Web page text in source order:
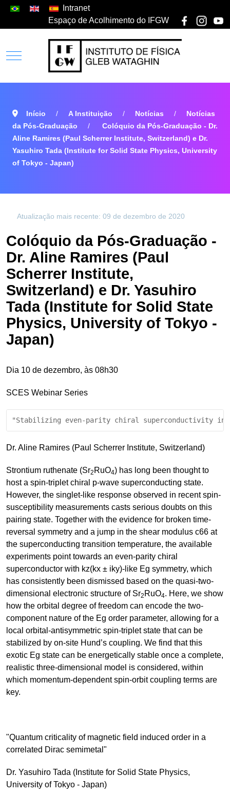
Intranet
Espaço de Acolhimento do IFGW
Início A Instituição Notícias
Notícias
da Pós-Graduação
Colóquio da Pós-Graduação - Dr.
Aline Ramires (Paul Scherrer Institute, Switzerland) e Dr.
Yasuhiro Tada (Institute for Solid State Physics, University
of Tokyo - Japan)
Atualização mais recente: 09 de dezembro de 2020
Colóquio da Pós-Graduação -
Dr. Aline Ramires (Paul
Scherrer Institute,
Switzerland) e Dr. Yasuhiro
Tada (Institute for Solid State
Physics, University of Tokyo -
Japan)
Dia 10 de dezembro, às 08h30
SCES Webinar Series
"Stabilizing even-parity chiral superconductivity in
Dr. Aline Ramires (Paul Scherrer Institute, Switzerland)
Strontium ruthenate (Sr2 RuO4) has long been thought to
host a spin-triplet chiral p-wave superconducting state.
However, the singlet-like response observed in recent spin-
susceptibility measurements casts serious doubts on this
pairing state. Together with the evidence for broken time-
reversal symmetry and a jump in the shear modulus c66 at
the superconducting transition temperature, the available
experiments point towards an even-parity chiral
superconductor with kz(kx ± iky)-like Eg symmetry, which
has consistently been dismissed based on the quasi-two-
dimensional electronic structure of Sr2 RuO4. Here, we show
how the orbital degree of freedom can encode the two-
component nature of the Eg order parameter, allowing for a
local orbital-antisymmetric spin-triplet state that can be
stabilized by on-site Hund’s coupling. We find that this
exotic Eg state can be energetically stable once a complete,
realistic three-dimensional model is considered, within
which momentum-dependent spin-orbit coupling terms are
key.
"Quantum criticality of magnetic field induced order in a
correlated Dirac semimetal"
Dr. Yasuhiro Tada (Institute for Solid State Physics,
University of Tokyo - Japan)